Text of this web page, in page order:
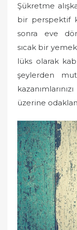
Şükretme
bir perspektif
sonra eve
sıcak bir
lüks olarak
şeylerden
üzerine